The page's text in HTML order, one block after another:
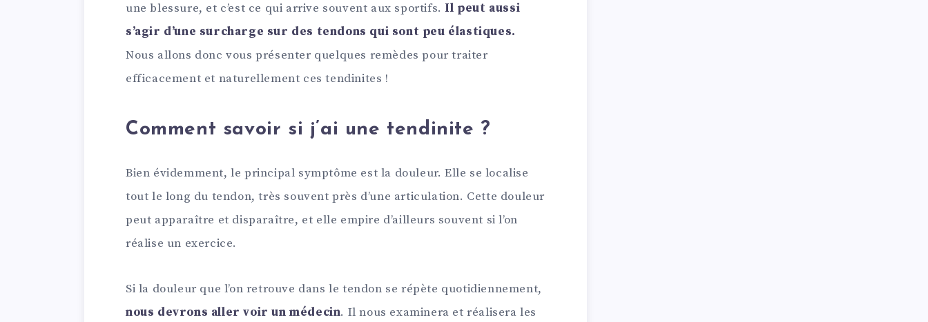
une blessure, et c’est ce qui arrive souvent aux sportifs. Il peut aussi
s’agir d’une surcharge sur des tendons qui sont peu élastiques.
Nous allons donc vous présenter quelques remèdes pour traiter
efficacement et naturellement ces tendinites !
Comment savoir si j’ai une tendinite ?
Bien évidemment, le principal symptôme est la douleur. Elle se localise
tout le long du tendon, très souvent près d’une articulation. Cette douleur
peut apparaître et disparaître, et elle empire d’ailleurs souvent si l’on
réalise un exercice.
Si la douleur que l’on retrouve dans le tendon se répète quotidiennement,
nous devrons aller voir un médecin. Il nous examinera et réalisera les